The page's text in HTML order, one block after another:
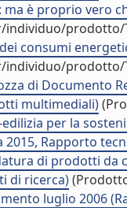
è proprio vero
prodotto/
consumi
prodotto/
di Documento
multimediali)
per la
Rapporto
di prodotti da
di ricerca)
luglio 2006